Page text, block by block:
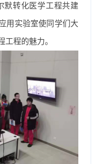
默转化医学工程共建
用实验室使同学们大
工程的魅力。